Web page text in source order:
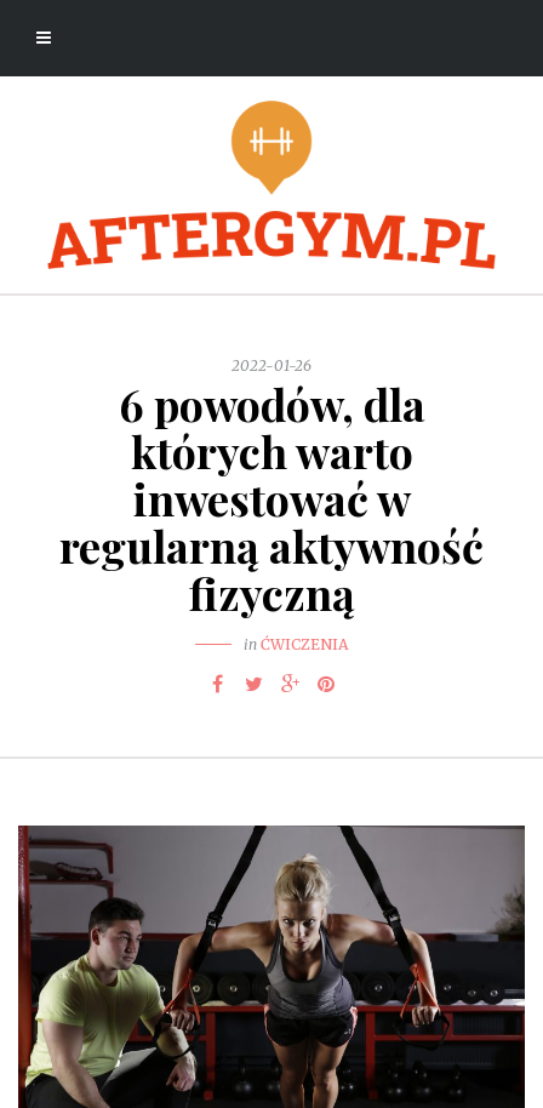
2022-01-26
6 powodów, dla
których warto
inwestować w
regularną aktywność
fizyczną
in ĆWICZENIA